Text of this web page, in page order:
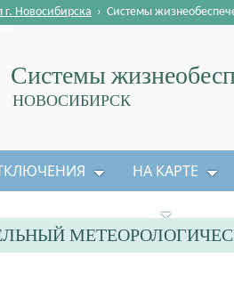
Системы
НОВОСИБИРСК
Новосибирска › Системы
НА КАРТЕ